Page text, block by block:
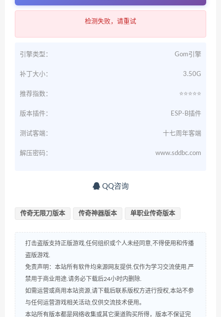
检测失败，请重试
引擎类型： Gom引擎
补丁大小： 3.50G
推荐指数： ⭐️⭐️⭐️⭐️⭐️
版本插件： ESP-B插件
测试客端： 十七周年客端
解压密码： www.sddbc.com
QQ咨询
传奇无限刀版本 传奇神器版本 单职业传奇版本
打击盗版支持正版游戏,任何组织或个人未经同意,不得使用和传播
盗版游戏.
免责声明：本站所有软件均来源网友提供.仅作为学习交流使用.严
禁用于商业用途.请务必下载后24小时内删除.
如需运营或商用本站资源,请下载后联系版权方进行授权,本站不参
与任何运营游戏相关活动,仅供交流技术使用。
本站所有版本都是网络收集或其它渠道购买所得，版本不保证完